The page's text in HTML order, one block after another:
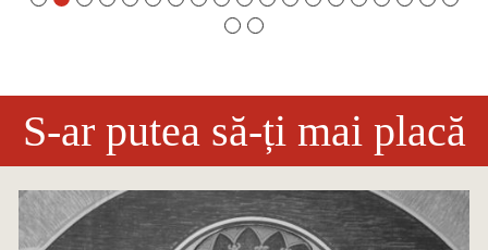
S-ar putea să-ți mai placă